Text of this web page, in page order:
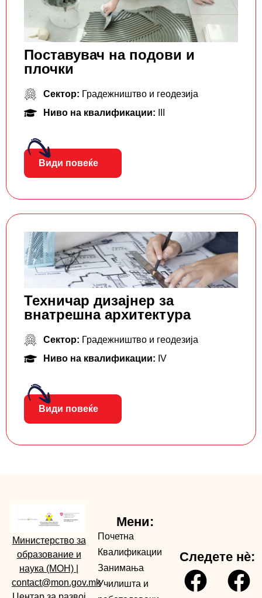
Поставувач на подови и
плочки
Сектор: Градежништво и геодезија
Ниво на квалификации:
Види повеќе
Техничар дизајнер за
внатрешна архитектура
Сектор: Градежништво и геодезија
Ниво на квалификации: IV
Види повеќе
Министерство за
образование и
наука (МОН)
contact@mon.gov.mk
Мени:
Почетна
Квалификации
Занимања
Училишта и
Следете нè: